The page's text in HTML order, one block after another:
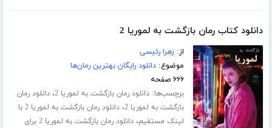
دانلود کتاب رمان بازگشت به لموریا 2
از:زهرا رئیسی
موضوع:دانلود رایگان بهترین رمان‌ها
۶۶۶ صفحه
برچسب‌ها:دانلود رمان بازگشت به لموریا 2 ،دانلود رمان
بازگشت به لموریا 2 ،
دانلود رمان بازگشت به لموریا 2 با
لینک مستقیم،
دانلود رمان بازگشت به لموریا 2 برای